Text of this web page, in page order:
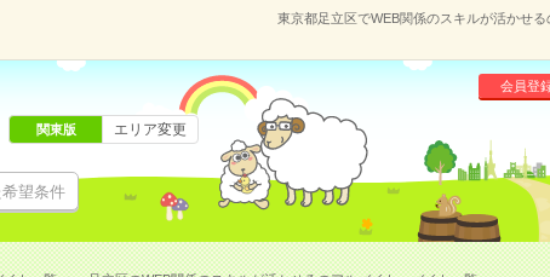
東京都足立区でWEB関係のスキルが活かせ
望条件
会員登
関東版 エリア変更